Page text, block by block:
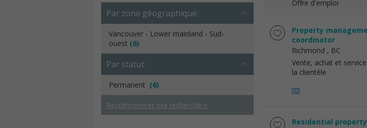
Par zone géographique:
Vancouver - Lower mainland - Sud-
ouest (6)
Par statut :
Permanent (6)
Recommencer ma recherche »
Offre d'emploi
Property
coordinator
Richmond , BC
Vente, achat et
la clientèle
Residential